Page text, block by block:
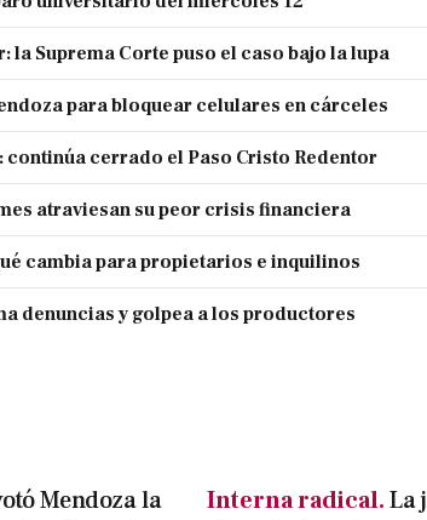
la Suprema Corte puso el caso bajo la lupa
para bloquear celulares en cárceles
continúa cerrado el Paso Cristo Redentor
atraviesan su peor crisis financiera
cambia para propietarios e inquilinos
denuncias y golpea a los productores
Mendoza la
Interna radical.La